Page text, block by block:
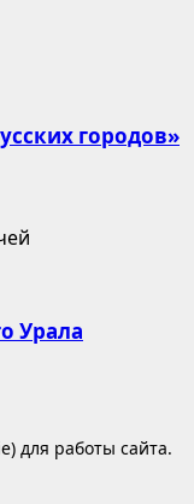
городов»
Урала
для работы сайта.